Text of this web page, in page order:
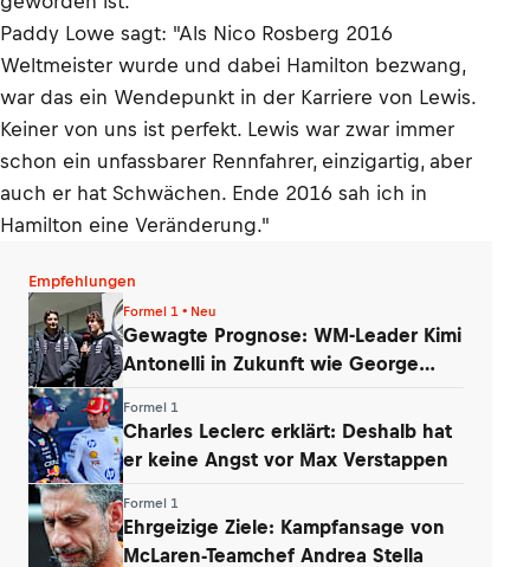
Paddy Lowe sagt: "Als Nico Rosberg 2016
Weltmeister wurde und dabei Hamilton bezwang,
war das ein Wendepunkt in der Karriere von Lewis.
Keiner von uns ist perfekt. Lewis war zwar immer
schon ein unfassbarer Rennfahrer, einzigartig, aber
auch er hat Schwächen. Ende 2016 sah ich in
Hamilton eine Veränderung."
Empfehlungen
Formel 1 • Neu
Gewagte Prognose: WM-Leader Kimi
Antonelli in Zukunft wie George
Formel 1
Charles Leclerc erklärt: Deshalb hat
er keine Angst vor Max Verstappen
Formel 1
Ehrgeizige Ziele: Kampfansage von
McLaren-Teamchef Andrea Stella